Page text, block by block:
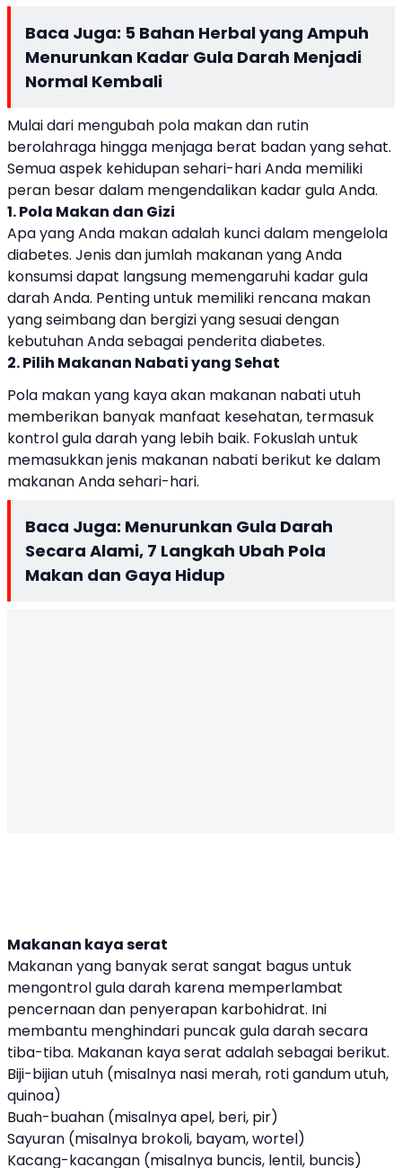
Baca Juga: 5 Bahan Herbal yang Ampuh
Menurunkan Kadar Gula Darah Menjadi
Normal Kembali
Mulai dari mengubah pola makan dan rutin
berolahraga hingga menjaga berat badan yang sehat.
Semua aspek kehidupan sehari-hari Anda memiliki
peran besar dalam mengendalikan kadar gula Anda.
1. Pola Makan dan Gizi
Apa yang Anda makan adalah kunci dalam mengelola
diabetes. Jenis dan jumlah makanan yang Anda
konsumsi dapat langsung memengaruhi kadar gula
darah Anda. Penting untuk memiliki rencana makan
yang seimbang dan bergizi yang sesuai dengan
kebutuhan Anda sebagai penderita diabetes.
2. Pilih Makanan Nabati yang Sehat
Pola makan yang kaya akan makanan nabati utuh
memberikan banyak manfaat kesehatan, termasuk
kontrol gula darah yang lebih baik. Fokuslah untuk
memasukkan jenis makanan nabati berikut ke dalam
makanan Anda sehari-hari.
Baca Juga: Menurunkan Gula Darah
Secara Alami, 7 Langkah Ubah Pola
Makan dan Gaya Hidup
Makanan kaya serat
Makanan yang banyak serat sangat bagus untuk
mengontrol gula darah karena memperlambat
pencernaan dan penyerapan karbohidrat. Ini
membantu menghindari puncak gula darah secara
tiba-tiba. Makanan kaya serat adalah sebagai berikut.
Biji-bijian utuh (misalnya nasi merah, roti gandum utuh,
quinoa)
Buah-buahan (misalnya apel, beri, pir)
Sayuran (misalnya brokoli, bayam, wortel)
Kacang-kacangan (misalnya buncis, lentil, buncis)